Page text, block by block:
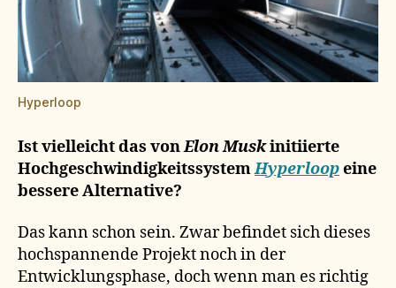
Hyperloop
Ist vielleicht das vonElon Muskinitiierte
HochgeschwindigkeitssystemHyperloopeine
bessere Alternative?
Das kann schon sein. Zwar befindet sich dieses
hochspannende Projekt noch in der
Entwicklungsphase, doch wenn man es richtig